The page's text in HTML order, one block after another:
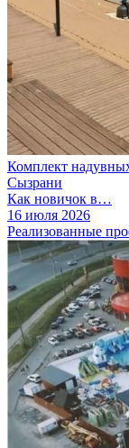
Комплект
Сызрани
Как новичок в…
16 июля 2026
Реализованные